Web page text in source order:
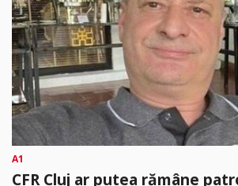
A1
CFR Cluj ar putea rămâne